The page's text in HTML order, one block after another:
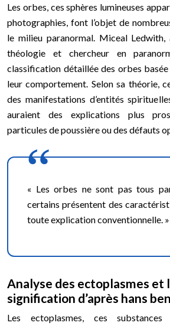
Les orbes, ces sphères lumineuses
photographies, font l’objet de
le milieu paranormal. Miceal Ledwith,
théologie et chercheur en
classification détaillée des orbes
leur comportement. Selon sa théorie,
des manifestations d’entités
auraient des explications plus
particules de poussière ou des défauts
« Les orbes ne sont pas tous
certains présentent des
toute explication conventionnelle. »
Analyse des ectoplasmes et
signification d’après hans
Les ectoplasmes, ces substances